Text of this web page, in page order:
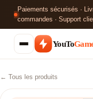
Paiements sécurisés ·
commandes · Support
YouTo
← Tous les produits